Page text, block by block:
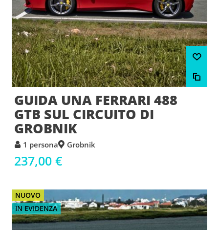
GUIDA UNA FERRARI 488
GTB SUL CIRCUITO DI
GROBNIK
1 persona Grobnik
237,00 €
NUOVO
IN EVIDENZA